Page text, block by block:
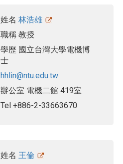
姓名 林浩雄
職稱 教授
學歷 國立台灣大學電機博
士
hhlin@ntu.edu.tw
辦公室 電機二館 419室
Tel +886-2-33663670
姓名 王倫